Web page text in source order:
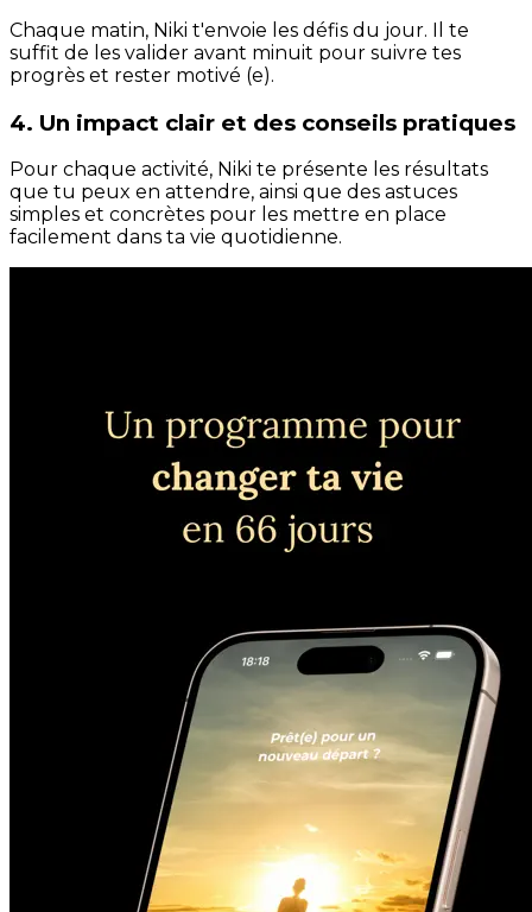
Chaque matin, Niki t'envoie les défis du jour. Il te
suffit de les valider avant minuit pour suivre tes
progrès et rester motivé (e).
4. Un impact clair et des conseils pratiques
Pour chaque activité, Niki te présente les résultats
que tu peux en attendre, ainsi que des astuces
simples et concrètes pour les mettre en place
facilement dans ta vie quotidienne.